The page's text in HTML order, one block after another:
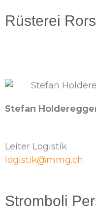
Rüsterei
Stefan
Leiter Logistik
logistik@mmg.ch
Stromboli